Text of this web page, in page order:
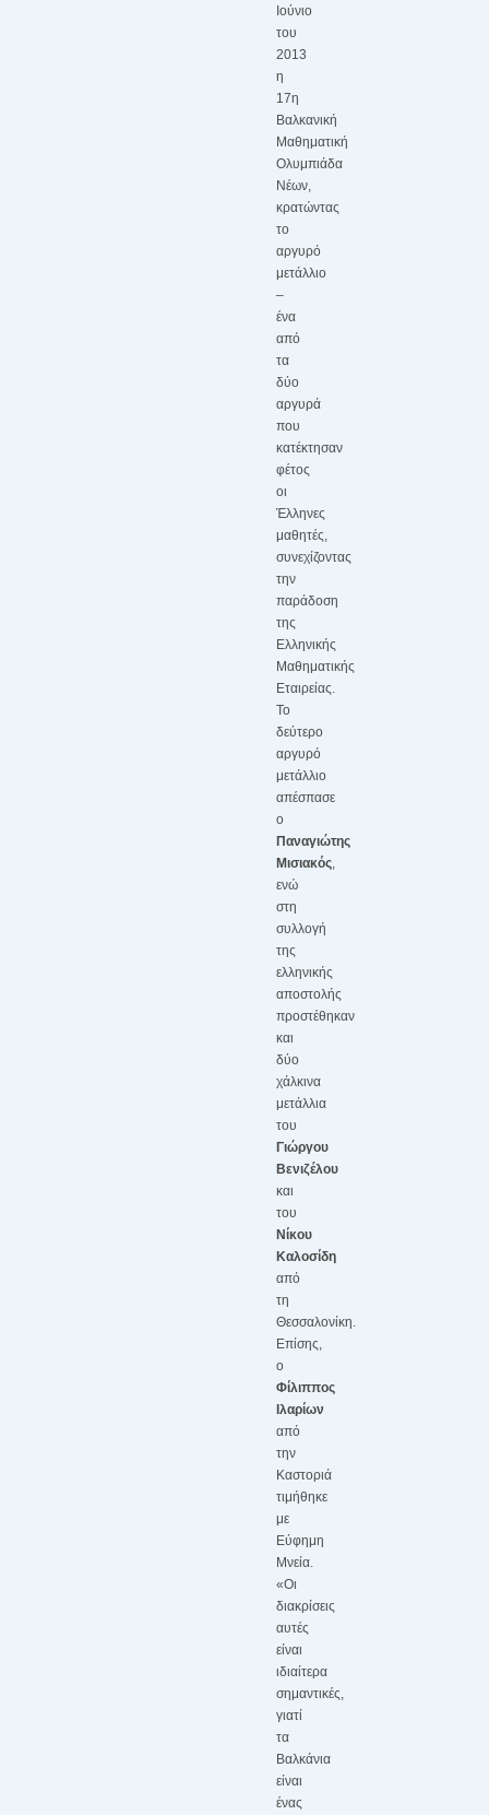
Ιούνιο
του
2013
η
17η
Βαλκανική
Μαθηματική
Ολυμπιάδα
Νέων,
κρατώντας
το
αργυρό
μετάλλιο
–
ένα
από
τα
δύο
αργυρά
που
κατέκτησαν
φέτος
οι
Έλληνες
μαθητές,
συνεχίζοντας
την
παράδοση
της
Ελληνικής
Μαθηματικής
Εταιρείας.
Το
δεύτερο
αργυρό
μετάλλιο
απέσπασε
ο
Παναγιώτης
Μισιακός
ενώ
στη
συλλογή
της
ελληνικής
αποστολής
προστέθηκαν
και
δύο
χάλκινα
μετάλλια
του
Γιώργου
Βενιζέλου
και
του
Νίκου
Καλοσίδη
από
τη
Θεσσαλονίκη.
Επίσης,
ο
Φίλιππος
Ιλαρίων
από
την
Καστοριά
τιμήθηκε
με
Εύφημη
Μνεία.
«Οι
διακρίσεις
αυτές
είναι
ιδιαίτερα
σημαντικές,
γιατί
τα
Βαλκάνια
είναι
ένας